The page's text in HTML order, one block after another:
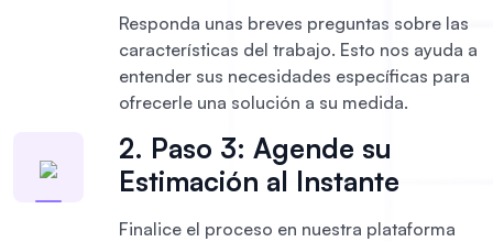
Responda unas breves preguntas sobre las
características del trabajo. Esto nos ayuda a
entender sus necesidades específicas para
ofrecerle una solución a su medida.
2. Paso 3: Agende su
Estimación al Instante
Finalice el proceso en nuestra plataforma